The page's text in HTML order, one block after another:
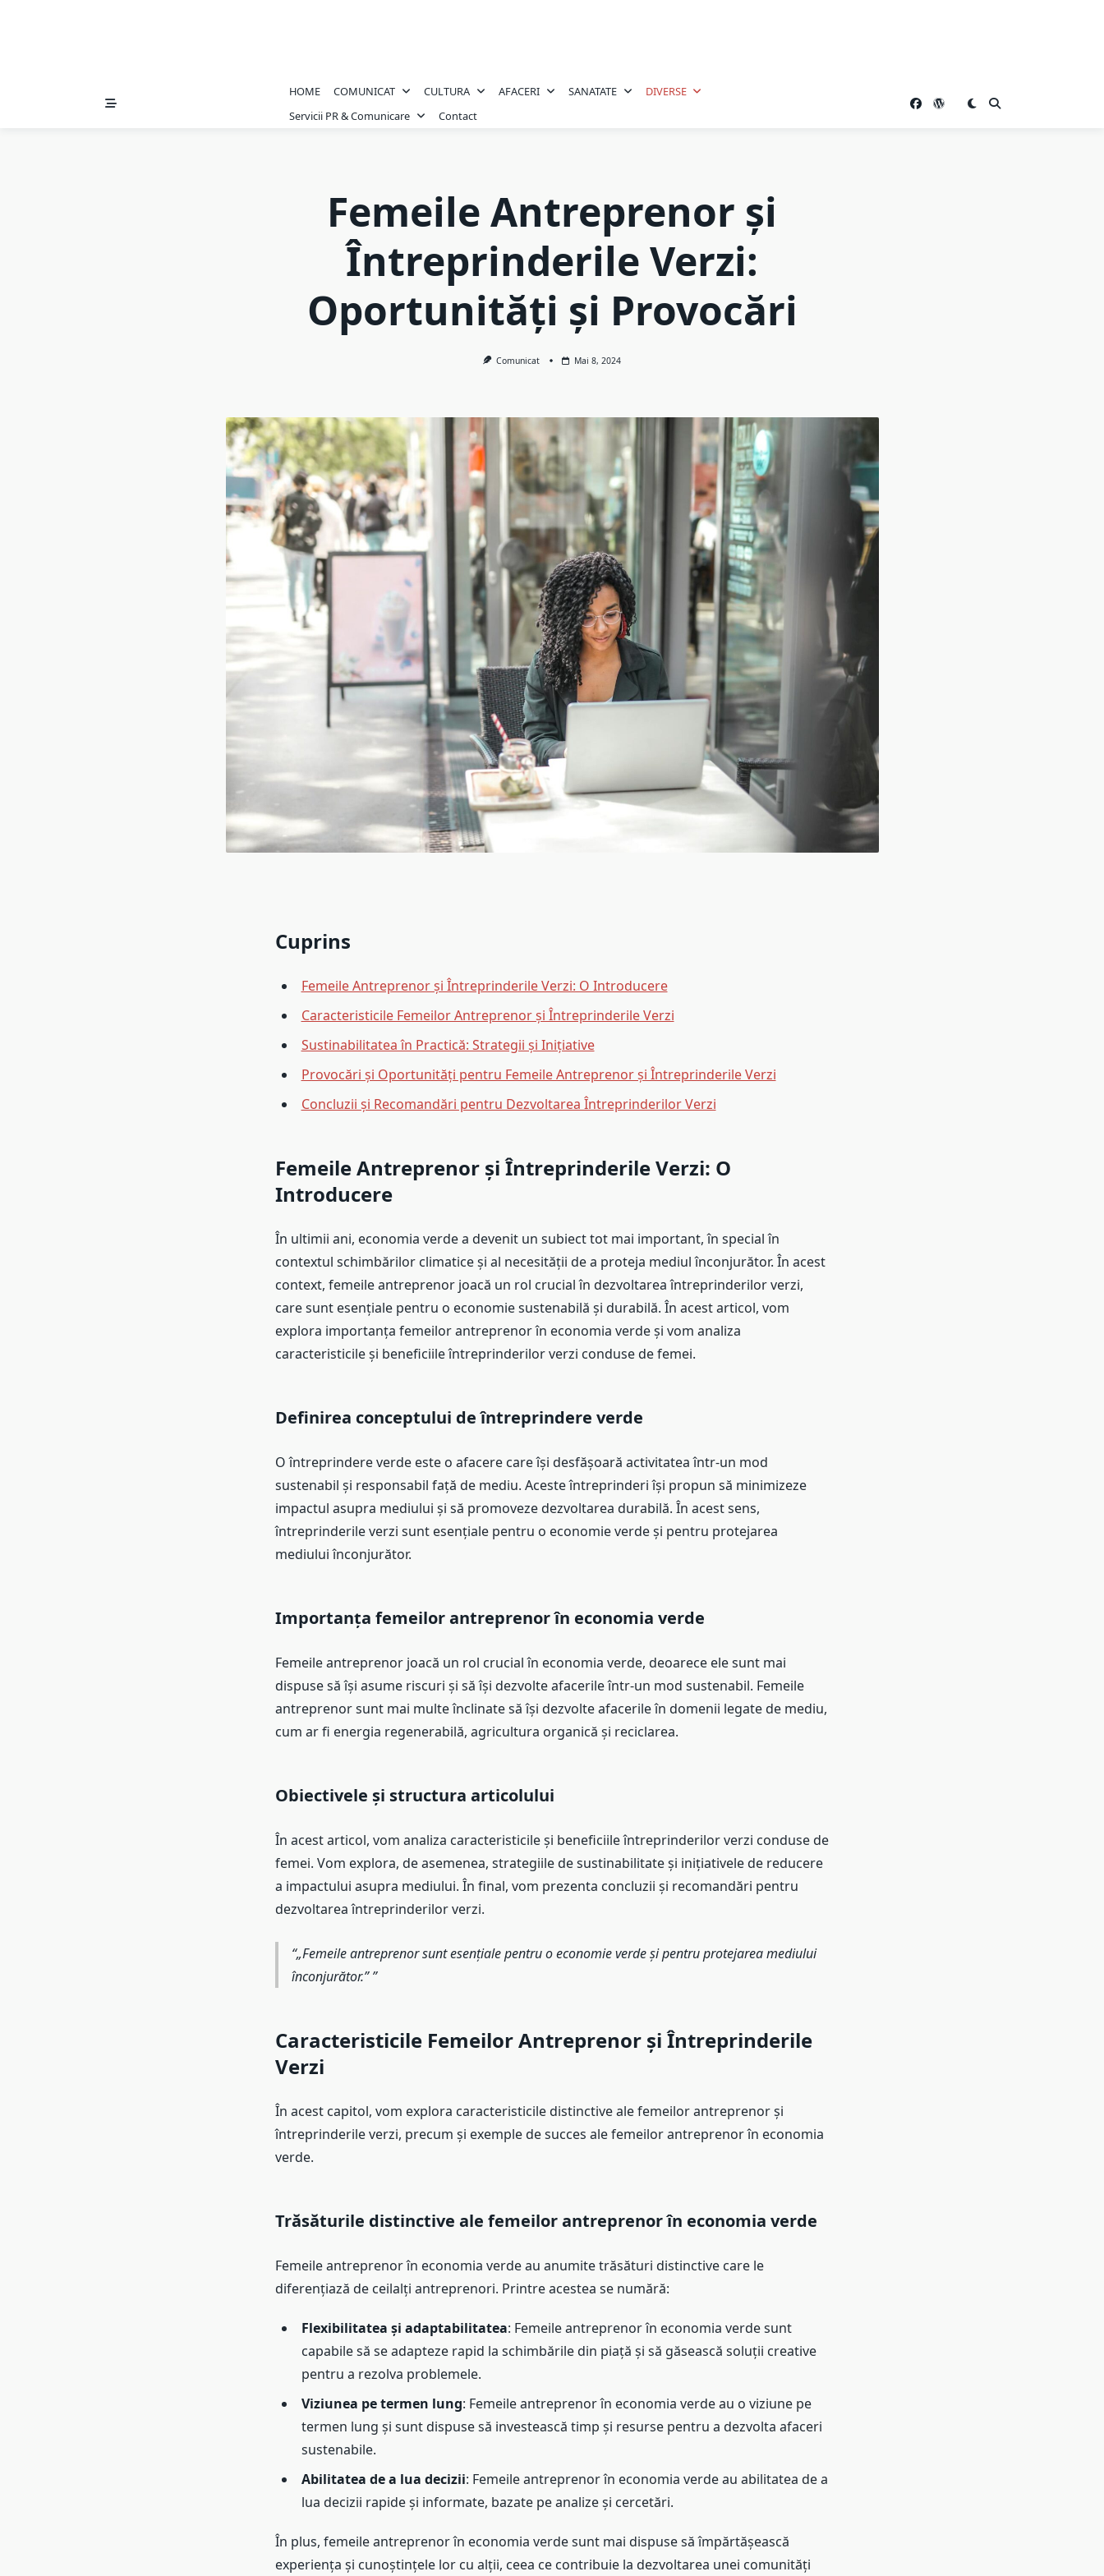
HOME COMUNICAT CULTURA AFACERI SANATATE
DIVERSE
Servicii PR & Comunicare
Contact
Femeile Antreprenor și
Întreprinderile Verzi:
Oportunități și Provocări
Comunicat Mai 8, 2024
Cuprins
Femeile Antreprenor și Întreprinderile Verzi: O Introducere
Caracteristicile Femeilor Antreprenor și Întreprinderile Verzi
Sustinabilitatea în Practică: Strategii și Inițiative
Provocări și Oportunități pentru Femeile Antreprenor și Întreprinderile Verzi
Concluzii și Recomandări pentru Dezvoltarea Întreprinderilor Verzi
Femeile Antreprenor și Întreprinderile Verzi: O
Introducere
În ultimii ani, economia verde a devenit un subiect tot mai important, în special în
contextul schimbărilor climatice și al necesității de a proteja mediul înconjurător. În acest
context, femeile antreprenor joacă un rol crucial în dezvoltarea întreprinderilor verzi,
care sunt esențiale pentru o economie sustenabilă și durabilă. În acest articol, vom
explora importanța femeilor antreprenor în economia verde și vom analiza
caracteristicile și beneficiile întreprinderilor verzi conduse de femei.
Definirea conceptului de întreprindere verde
O întreprindere verde este o afacere care își desfășoară activitatea într-un mod
sustenabil și responsabil față de mediu. Aceste întreprinderi își propun să minimizeze
impactul asupra mediului și să promoveze dezvoltarea durabilă. În acest sens,
întreprinderile verzi sunt esențiale pentru o economie verde și pentru protejarea
mediului înconjurător.
Importanța femeilor antreprenor în economia verde
Femeile antreprenor joacă un rol crucial în economia verde, deoarece ele sunt mai
dispuse să își asume riscuri și să își dezvolte afacerile într-un mod sustenabil. Femeile
antreprenor sunt mai multe înclinate să își dezvolte afacerile în domenii legate de mediu,
cum ar fi energia regenerabilă, agricultura organică și reciclarea.
Obiectivele și structura articolului
În acest articol, vom analiza caracteristicile și beneficiile întreprinderilor verzi conduse de
femei. Vom explora, de asemenea, strategiile de sustinabilitate și inițiativele de reducere
a impactului asupra mediului. În final, vom prezenta concluzii și recomandări pentru
dezvoltarea întreprinderilor verzi.
„Femeile antreprenor sunt esențiale pentru o economie verde și pentru protejarea mediului
înconjurător.”
Caracteristicile Femeilor Antreprenor și Întreprinderile
Verzi
În acest capitol, vom explora caracteristicile distinctive ale femeilor antreprenor și
întreprinderile verzi, precum și exemple de succes ale femeilor antreprenor în economia
verde.
Trăsăturile distinctive ale femeilor antreprenor în economia verde
Femeile antreprenor în economia verde au anumite trăsături distinctive care le
diferențiază de ceilalți antreprenori. Printre acestea se numără:
Flexibilitatea și adaptabilitatea: Femeile antreprenor în economia verde sunt
capabile să se adapteze rapid la schimbările din piață și să găsească soluții creative
pentru a rezolva problemele.
Viziunea pe termen lung: Femeile antreprenor în economia verde au o viziune pe
termen lung și sunt dispuse să investească timp și resurse pentru a dezvolta afaceri
sustenabile.
Abilitatea de a lua decizii: Femeile antreprenor în economia verde au abilitatea de a
lua decizii rapide și informate, bazate pe analize și cercetări.
În plus, femeile antreprenor în economia verde sunt mai dispuse să împărtășească
experiența și cunoștințele lor cu alții, ceea ce contribuie la dezvoltarea unei comunități